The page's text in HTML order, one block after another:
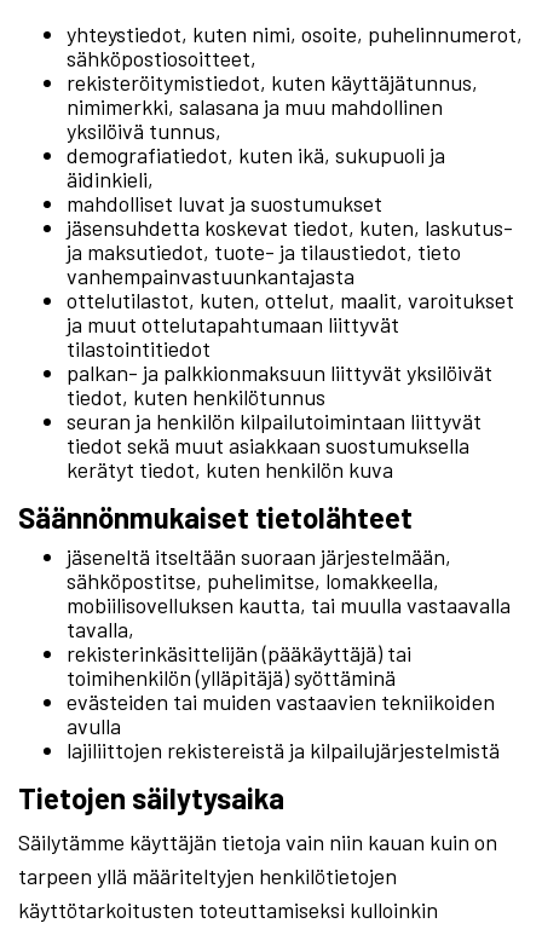
yhteystiedot, kuten nimi, osoite, puhelinnumerot,
sähköpostiosoitteet,
rekisteröitymistiedot, kuten käyttäjätunnus,
nimimerkki, salasana ja muu mahdollinen
yksilöivä tunnus,
demografiatiedot, kuten ikä, sukupuoli ja
äidinkieli,
mahdolliset luvat ja suostumukset
jäsensuhdetta koskevat tiedot, kuten, laskutus-
ja maksutiedot, tuote- ja tilaustiedot, tieto
vanhempainvastuunkantajasta
ottelutilastot, kuten, ottelut, maalit, varoitukset
ja muut ottelutapahtumaan liittyvät
tilastointitiedot
palkan- ja palkkionmaksuun liittyvät yksilöivät
tiedot, kuten henkilötunnus
seuran ja henkilön kilpailutoimintaan liittyvät
tiedot sekä muut asiakkaan suostumuksella
kerätyt tiedot, kuten henkilön kuva
Säännönmukaiset tietolähteet
jäseneltä itseltään suoraan järjestelmään,
sähköpostitse, puhelimitse, lomakkeella,
mobiilisovelluksen kautta, tai muulla vastaavalla
tavalla,
rekisterinkäsittelijän (pääkäyttäjä) tai
toimihenkilön (ylläpitäjä) syöttäminä
evästeiden tai muiden vastaavien tekniikoiden
avulla
lajiliittojen rekistereistä ja kilpailujärjestelmistä
Tietojen säilytysaika
Säilytämme käyttäjän tietoja vain niin kauan kuin on
tarpeen yllä määriteltyjen henkilötietojen
käyttötarkoitusten toteuttamiseksi kulloinkin